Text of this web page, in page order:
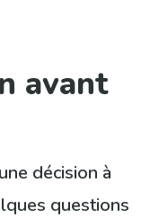
avant
décision à
questions